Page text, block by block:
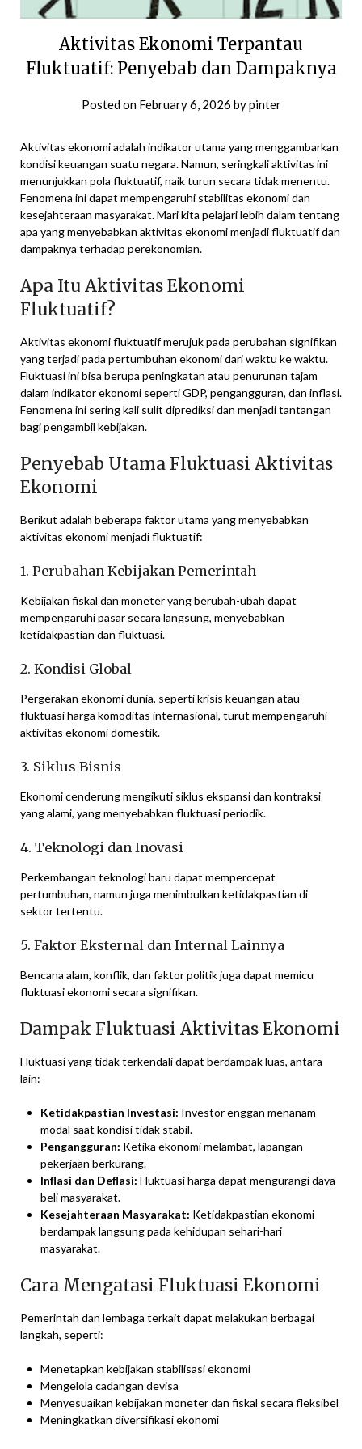
Aktivitas Ekonomi Terpantau
Fluktuatif: Penyebab dan Dampaknya
Posted on February 6, 2026 bypinter
Aktivitas ekonomi adalah indikator utama yang menggambarkan
kondisi keuangan suatu negara. Namun, seringkali aktivitas ini
menunjukkan pola fluktuatif, naik turun secara tidak menentu.
Fenomena ini dapat mempengaruhi stabilitas ekonomi dan
kesejahteraan masyarakat. Mari kita pelajari lebih dalam tentang
apa yang menyebabkan aktivitas ekonomi menjadi fluktuatif dan
dampaknya terhadap perekonomian.
Apa Itu Aktivitas Ekonomi
Fluktuatif?
Aktivitas ekonomi fluktuatif merujuk pada perubahan signifikan
yang terjadi pada pertumbuhan ekonomi dari waktu ke waktu.
Fluktuasi ini bisa berupa peningkatan atau penurunan tajam
dalam indikator ekonomi seperti GDP, pengangguran, dan inflasi.
Fenomena ini sering kali sulit diprediksi dan menjadi tantangan
bagi pengambil kebijakan.
Penyebab Utama Fluktuasi Aktivitas
Ekonomi
Berikut adalah beberapa faktor utama yang menyebabkan
aktivitas ekonomi menjadi fluktuatif:
1. Perubahan Kebijakan Pemerintah
Kebijakan fiskal dan moneter yang berubah-ubah dapat
mempengaruhi pasar secara langsung, menyebabkan
ketidakpastian dan fluktuasi.
2. Kondisi Global
Pergerakan ekonomi dunia, seperti krisis keuangan atau
fluktuasi harga komoditas internasional, turut mempengaruhi
aktivitas ekonomi domestik.
3. Siklus Bisnis
Ekonomi cenderung mengikuti siklus ekspansi dan kontraksi
yang alami, yang menyebabkan fluktuasi periodik.
4. Teknologi dan Inovasi
Perkembangan teknologi baru dapat mempercepat
pertumbuhan, namun juga menimbulkan ketidakpastian di
sektor tertentu.
5. Faktor Eksternal dan Internal Lainnya
Bencana alam, konflik, dan faktor politik juga dapat memicu
fluktuasi ekonomi secara signifikan.
Dampak Fluktuasi Aktivitas Ekonomi
Fluktuasi yang tidak terkendali dapat berdampak luas, antara
lain:
Ketidakpastian Investasi: Investor enggan menanam
modal saat kondisi tidak stabil.
Pengangguran: Ketika ekonomi melambat, lapangan
pekerjaan berkurang.
Inflasi dan Deflasi: Fluktuasi harga dapat mengurangi daya
beli masyarakat.
Kesejahteraan Masyarakat: Ketidakpastian ekonomi
berdampak langsung pada kehidupan sehari-hari
masyarakat.
Cara Mengatasi Fluktuasi Ekonomi
Pemerintah dan lembaga terkait dapat melakukan berbagai
langkah, seperti:
Menetapkan kebijakan stabilisasi ekonomi
Mengelola cadangan devisa
Menyesuaikan kebijakan moneter dan fiskal secara fleksibel
Meningkatkan diversifikasi ekonomi